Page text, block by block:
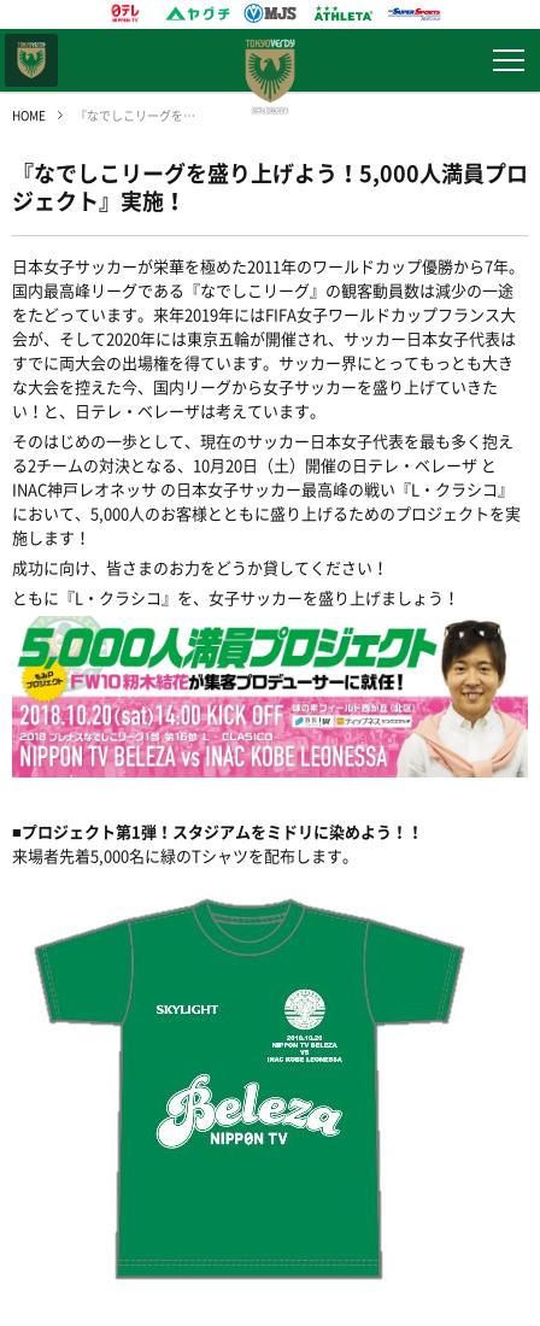
HOME 『なでしこリーグを盛り上げよう！5,000人満員プロジェクト』実施！
『なでしこリーグを盛り上げよう！5,000人満員プロ
ジェクト』実施！
日本女子サッカーが栄華を極めた2011年のワールドカップ優勝から7年。
国内最高峰リーグである『なでしこリーグ』の観客動員数は減少の一途
をたどっています。来年2019年にはFIFA女子ワールドカップフランス大
会が、そして2020年には東京五輪が開催され、サッカー日本女子代表は
すでに両大会の出場権を得ています。サッカー界にとってもっとも大き
な大会を控えた今、国内リーグから女子サッカーを盛り上げていきた
い！と、日テレ・ベレーザは考えています。
そのはじめの一歩として、現在のサッカー日本女子代表を最も多く抱え
る2チームの対決となる、10月20日（土）開催の日テレ・ベレーザ と
INAC神戸レオネッサ の日本女子サッカー最高峰の戦い『L・クラシコ』
において、5,000人のお客様とともに盛り上げるためのプロジェクトを実
施します！
成功に向け、皆さまのお力をどうか貸してください！
ともに『L・クラシコ』を、女子サッカーを盛り上げましょう！
■プロジェクト第1弾！スタジアムをミドリに染めよう！！
来場者先着5,000名に緑のTシャツを配布します。